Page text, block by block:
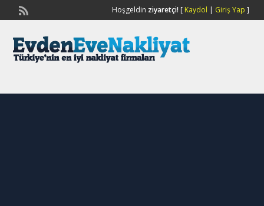
Hoşgeldin ziyaretçi![ Kaydol | Giriş Yap ]